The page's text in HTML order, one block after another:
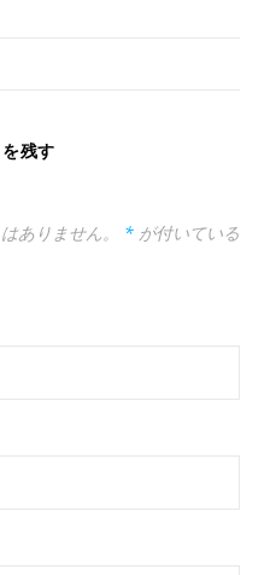
残す
ありません。 * が付いている